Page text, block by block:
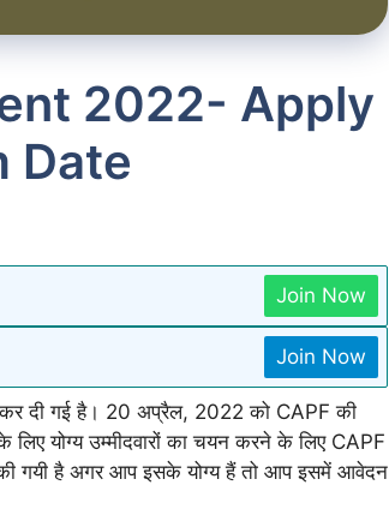
2022- Apply
Date
Join Now
Join Now
दी गई है। 20 अप्रैल, 2022 को CAPF की
लिए योग्य उम्मीदवारों का चयन करने के लिए CAPF
गयी है अगर आप इसके योग्य हैं तो आप इसमें आवेदन